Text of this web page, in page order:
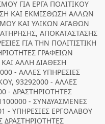
ΓΙΑ ΕΡΓΑ ΠΟΛΙΤΙΚΟΥ
ΚΑΙ ΕΚΜΙΣΘΩΣΗ ΑΛΛΩΝ
ΚΑΙ ΥΛΙΚΩΝ ΑΓΑΘΩΝ
ΑΠΟΚΑΤΑΣΤΑΣΗΣ
ΓΙΑ ΤΗΝ ΠΟΛΙΤΙΣΤΙΚΗ
ΓΡΑΦΕΙΩΝ
ΑΛΛΗ ΔΙΑΘΕΣΗ
- ΑΛΛΕΣ ΥΠΗΡΕΣΙΕΣ
93292000 - ΑΛΛΕΣ
- ΔΡΑΣΤΗΡΙΟΤΗΤΕΣ
- ΣΥΝΔΥΑΣΜΕΝΕΣ
- ΥΠΗΡΕΣΙΕΣ ΕΡΓΟΛΑΒΟΥ
ΔΡΑΣΤΗΡΙΟΤΗΤΕΣ